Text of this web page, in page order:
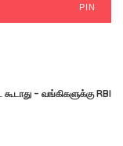
PIN
– வங்கிகளுக்கு RBI